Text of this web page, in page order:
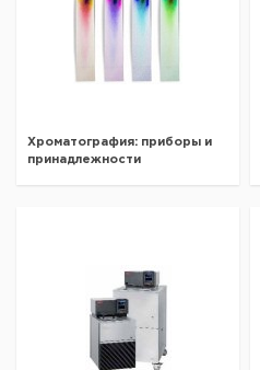
Хроматография: приборы и
принадлежности